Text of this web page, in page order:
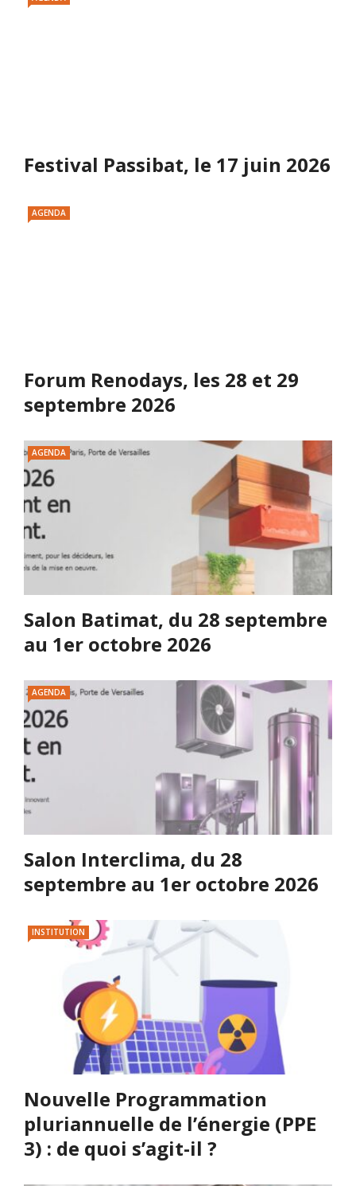
Festival Passibat, le 17 juin 2026
AGENDA
Forum Renodays, les 28 et 29
septembre 2026
AGENDA
Salon Batimat, du 28 septembre
au 1er octobre 2026
AGENDA
Salon Interclima, du 28
septembre au 1er octobre 2026
INSTITUTION
Nouvelle Programmation
pluriannuelle de l’énergie (PPE
3) : de quoi s’agit-il ?